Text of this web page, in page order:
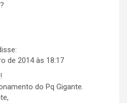
de 2014 às 18:17
do Pq Gigante.